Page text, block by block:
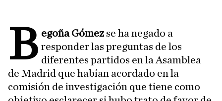
B egoña Gómezse ha negado a
responder las preguntas de los
diferentes partidos en la Asamblea
de Madrid que habían acordado en la
comisión de investigación que tiene como